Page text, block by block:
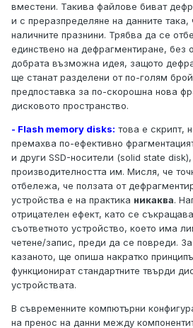
вместени. Такива файлове биват
и с преразпределяне на данните
наличните празнини. Трябва да се
единствено на дефрагментиране, без
добрата възможна идея, защото
ще станат разделени от по-голям
предпоставка за по-скорошна нова
дисковото пространство.
- Flash memory disks: това е скрипт,
премахва по-ефективно
и други SSD-носители (solid state
производителността им. Мисля, че
отбележа, че ползата от
устройства е на практика никаква.
отрицателен ефект, като се
съответното устройство, което има
четене/запис, преди да се повреди.
казаното, ще опиша накратко
функционират стандартните твърди
устройствата.
В съвременните компютърни
на пренос на данни между